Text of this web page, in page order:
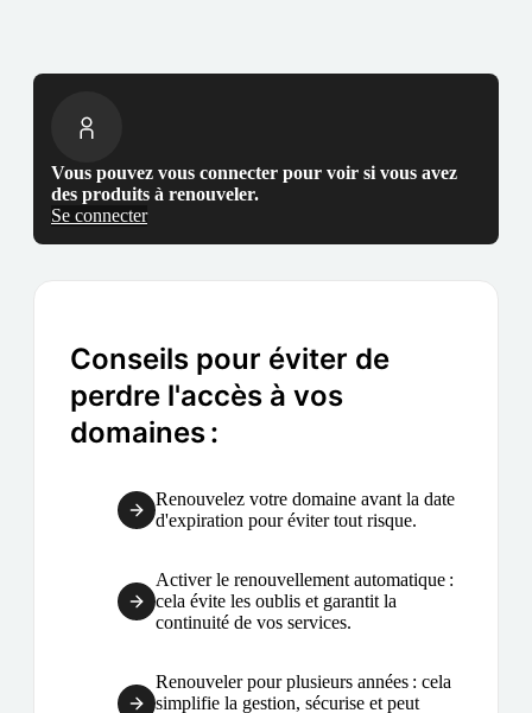
Vous pouvez vous connecter pour voir si vous avez
des produits à renouveler.
Se connecter
Conseils pour éviter de
perdre l'accès à vos
domaines :
Renouvelez votre domaine avant la date
d'expiration pour éviter tout risque.
Activer le renouvellement automatique :
cela évite les oublis et garantit la
continuité de vos services.
Renouveler pour plusieurs années : cela
simplifie la gestion, sécurise et peut